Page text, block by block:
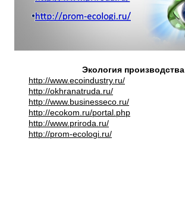
Экология производства
http://www.ecoindustry.ru/
http://okhranatruda.ru/
http://www.businesseco.ru/
http://ecokom.ru/portal.php
http://www.priroda.ru/
http://prom-ecologi.ru/